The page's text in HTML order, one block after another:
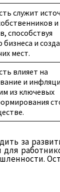
служит
и
способствуя
и
мест.
влияет на
и
из ключевых
за
для